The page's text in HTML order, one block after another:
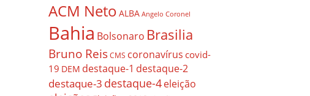
ACM Neto ALBA Angelo Coronel
Bahia Bolsonaro Brasilia
Bruno ReisCMS coronavírus covid-
19 DEM destaque-1 destaque-2
destaque-3 destaque-4eleição